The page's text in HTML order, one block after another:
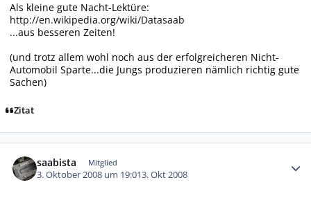
Als kleine gute Nacht-Lektüre:
http://en.wikipedia.org/wiki/Datasaab
...aus besseren Zeiten!
(und trotz allem wohl noch aus der erfolgreicheren Nicht-
Automobil Sparte...die Jungs produzieren nämlich richtig gute
Sachen)
Zitat
saabista Mitglied
3. Oktober 2008 um 19:013. Okt 2008